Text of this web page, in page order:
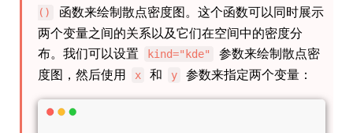
()
函数来绘制散点密度图。这个函数可以同时展示
两个变量之间的关系以及它们在空间中的密度分
布。我们可以设置
kind="kde"
参数来绘制散点密
度图，然后使用
x 和 y 参数来指定两个变量：